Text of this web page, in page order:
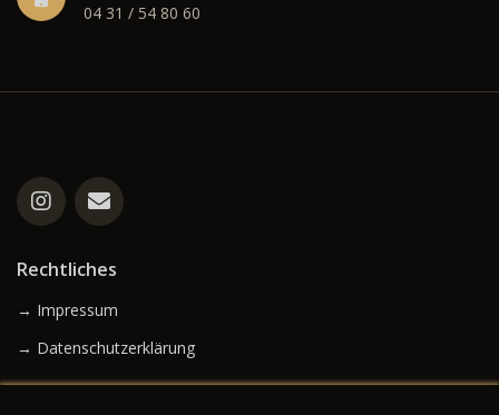
04 31 / 54 80 60
Rechtliches
→ Impressum
→ Datenschutzerklärung